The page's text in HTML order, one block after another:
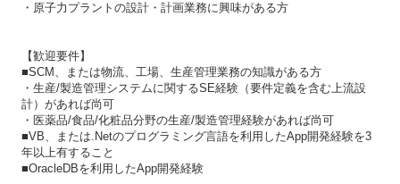
・原子力プラントの設計・計画業務に興味がある方
【歓迎要件】
■SCM、または物流、工場、生産管理業務の知識がある方
・生産/製造管理システムに関するSE経験（要件定義を含む上流設
計）があれば尚可
・医薬品/食品/化粧品分野の生産/製造管理経験があれば尚可
■VB、または.Netのプログラミング言語を利用したApp開発経験を3
年以上有すること
■OracleDBを利用したApp開発経験